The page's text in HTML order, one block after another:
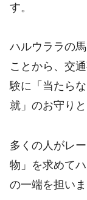
す。
ハルウララの
ことから、交
験に「当たら
就」のお守り
多くの人がレ
物」を求めて
の一端を担いま